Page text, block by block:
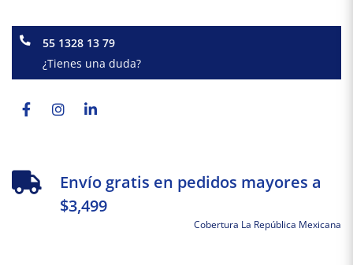
55 1328 13 79
¿Tienes una duda?
f
Envío gratis en pedidos mayores a
$3,499
Cobertura La República Mexicana